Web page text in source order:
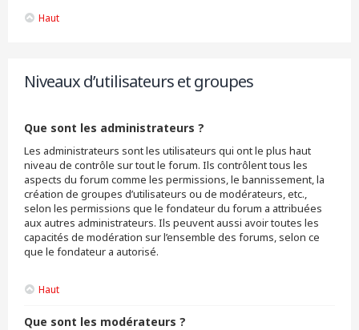
Haut
Niveaux d’utilisateurs et groupes
Que sont les administrateurs ?
Les administrateurs sont les utilisateurs qui ont le plus haut
niveau de contrôle sur tout le forum. Ils contrôlent tous les
aspects du forum comme les permissions, le bannissement, la
création de groupes d’utilisateurs ou de modérateurs, etc.,
selon les permissions que le fondateur du forum a attribuées
aux autres administrateurs. Ils peuvent aussi avoir toutes les
capacités de modération sur l’ensemble des forums, selon ce
que le fondateur a autorisé.
Haut
Que sont les modérateurs ?